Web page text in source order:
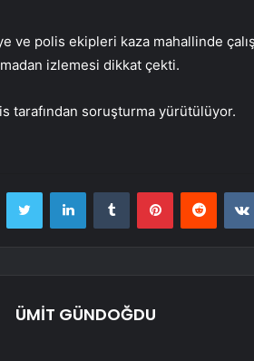
ve polis ekipleri kaza mahallinde
izlemesi dikkat çekti.
tarafından soruşturma yürütülüyor.
Twitter LinkedInTumblr PinterestReddit
ÜMİT GÜNDOĞDU